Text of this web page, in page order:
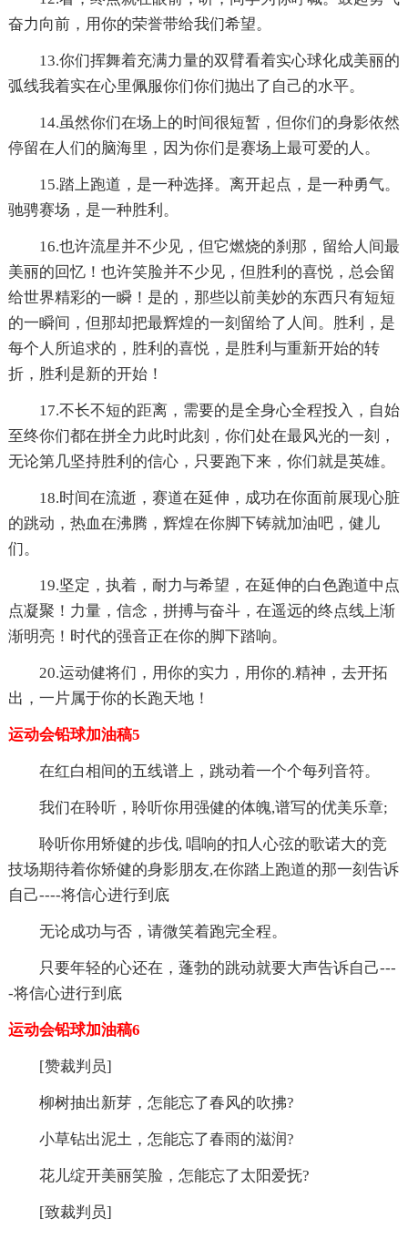
奋力向前，用你的荣誉带给我们希望。
13.你们挥舞着充满力量的双臂看着实心球化成美丽的
弧线我着实在心里佩服你们你们抛出了自己的水平。
14.虽然你们在场上的时间很短暂，但你们的身影依然
停留在人们的脑海里，因为你们是赛场上最可爱的人。
15.踏上跑道，是一种选择。离开起点，是一种勇气。
驰骋赛场，是一种胜利。
16.也许流星并不少见，但它燃烧的刹那，留给人间最
美丽的回忆！也许笑脸并不少见，但胜利的喜悦，总会留
给世界精彩的一瞬！是的，那些以前美妙的东西只有短短
的一瞬间，但那却把最辉煌的一刻留给了人间。胜利，是
每个人所追求的，胜利的喜悦，是胜利与重新开始的转
折，胜利是新的开始！
17.不长不短的距离，需要的是全身心全程投入，自始
至终你们都在拼全力此时此刻，你们处在最风光的一刻，
无论第几坚持胜利的信心，只要跑下来，你们就是英雄。
18.时间在流逝，赛道在延伸，成功在你面前展现心脏
的跳动，热血在沸腾，辉煌在你脚下铸就加油吧，健儿
们。
19.坚定，执着，耐力与希望，在延伸的白色跑道中点
点凝聚！力量，信念，拼搏与奋斗，在遥远的终点线上渐
渐明亮！时代的强音正在你的脚下踏响。
20.运动健将们，用你的实力，用你的.精神，去开拓
出，一片属于你的长跑天地！
运动会铅球加油稿5
在红白相间的五线谱上，跳动着一个个每列音符。
我们在聆听，聆听你用强健的体魄,谱写的优美乐章;
聆听你用矫健的步伐, 唱响的扣人心弦的歌诺大的竞
技场期待着你矫健的身影朋友,在你踏上跑道的那一刻告诉
自己----将信心进行到底
无论成功与否，请微笑着跑完全程。
只要年轻的心还在，蓬勃的跳动就要大声告诉自己---
-将信心进行到底
运动会铅球加油稿6
[赞裁判员]
柳树抽出新芽，怎能忘了春风的吹拂?
小草钻出泥土，怎能忘了春雨的滋润?
花儿绽开美丽笑脸，怎能忘了太阳爱抚?
[致裁判员]